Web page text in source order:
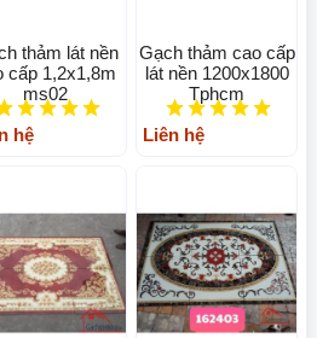
thảm lát nền
cấp 1,2x1,8m
ms02
hệ
Gạch thảm cao cấp
lát nền 1200x1800
Tphcm
Liên hệ